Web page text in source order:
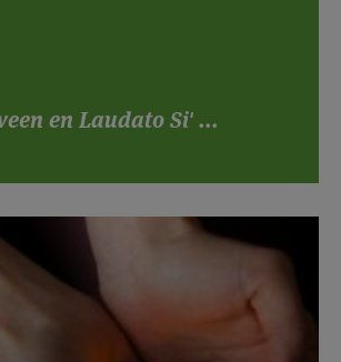
en Laudato Si' ...